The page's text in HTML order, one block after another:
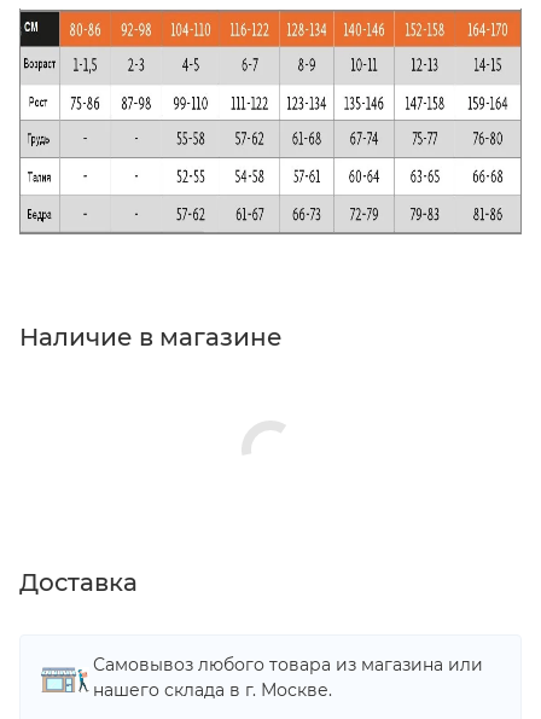
Наличие в магазине
Доставка
Самовывоз любого товара из магазина или
нашего склада в г. Москве.